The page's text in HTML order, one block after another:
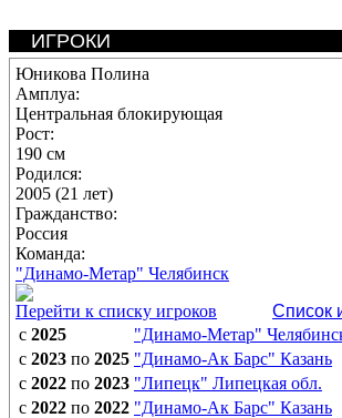
ИГРОКИ
Юникова Полина
Амплуа:
Центральная блокирующая
Рост:
190 см
Родился:
2005 (21 лет)
Гражданство:
Россия
Команда:
"Динамо-Метар" Челябинск
Перейти к списку игроков
Список
с 2025 "Динамо-Метар"
с 2023 по 2025 "Динамо-Ак Барс" Казань
с 2022 по 2023 "Липецк" Липецкая обл.
с 2022 по 2022 "Динамо-Ак Барс" Казань